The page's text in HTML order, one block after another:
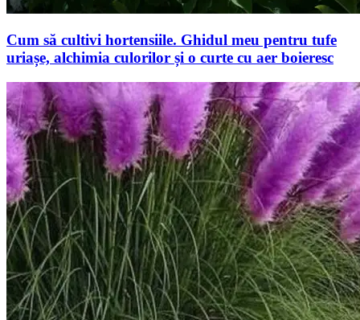
Cum să cultivi hortensiile. Ghidul meu pentru tufe
uriașe, alchimia culorilor și o curte cu aer boieresc